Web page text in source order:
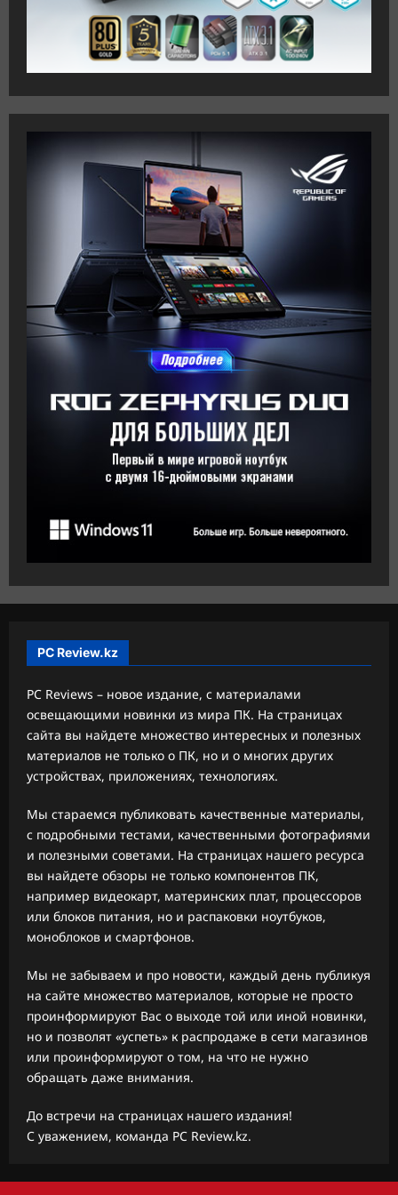
PC Review.kz
PC Reviews – новое издание, с материалами
освещающими новинки из мира ПК. На страницах
сайта вы найдете множество интересных и полезных
материалов не только о ПК, но и о многих других
устройствах, приложениях, технологиях.
Мы стараемся публиковать качественные материалы,
с подробными тестами, качественными фотографиями
и полезными советами. На страницах нашего ресурса
вы найдете обзоры не только компонентов ПК,
например видеокарт, материнских плат, процессоров
или блоков питания, но и распаковки ноутбуков,
моноблоков и смартфонов.
Мы не забываем и про новости, каждый день публикуя
на сайте множество материалов, которые не просто
проинформируют Вас о выходе той или иной новинки,
но и позволят «успеть» к распродаже в сети магазинов
или проинформируют о том, на что не нужно
обращать даже внимания.
До встречи на страницах нашего издания!
С уважением, команда PC Review.kz.